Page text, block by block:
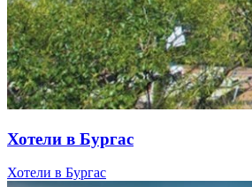
Хотели в Бургас
Хотели в Бургас